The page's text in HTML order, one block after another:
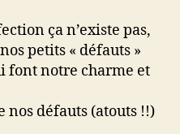
ça n’existe pas,
petits « défauts »
font notre charme et
nos défauts (atouts !!)